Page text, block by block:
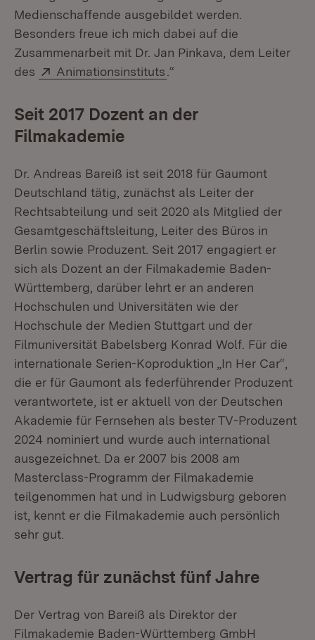
Medienschaffende ausgebildet werden.
Besonders freue ich mich dabei auf die
Zusammenarbeit mit Dr. Jan Pinkava, dem Leiter
des
Extern:
Animationsinstituts (Öffnet in neuem Fenster)
.“
Seit 2017 Dozent an der
Filmakademie
Dr. Andreas Bareiß ist seit 2018 für Gaumont
Deutschland tätig, zunächst als Leiter der
Rechtsabteilung und seit 2020 als Mitglied der
Gesamtgeschäftsleitung, Leiter des Büros in
Berlin sowie Produzent. Seit 2017 engagiert er
sich als Dozent an der Filmakademie Baden-
Württemberg, darüber lehrt er an anderen
Hochschulen und Universitäten wie der
Hochschule der Medien Stuttgart und der
Filmuniversität Babelsberg Konrad Wolf. Für die
internationale Serien-Koproduktion „In Her Car“,
die er für Gaumont als federführender Produzent
verantwortete, ist er aktuell von der Deutschen
Akademie für Fernsehen als bester TV-Produzent
2024 nominiert und wurde auch international
ausgezeichnet. Da er 2007 bis 2008 am
Masterclass-Programm der Filmakademie
teilgenommen hat und in Ludwigsburg geboren
ist, kennt er die Filmakademie auch persönlich
sehr gut.
Vertrag für zunächst fünf Jahre
Der Vertrag von Bareiß als Direktor der
Filmakademie Baden-Württemberg GmbH